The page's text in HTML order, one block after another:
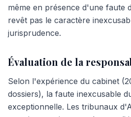
même en présence d'une faute
revêt pas le caractère
jurisprudence.
Évaluation de la
Selon l'expérience du cabinet
dossiers), la faute inexcusable
exceptionnelle. Les tribunaux